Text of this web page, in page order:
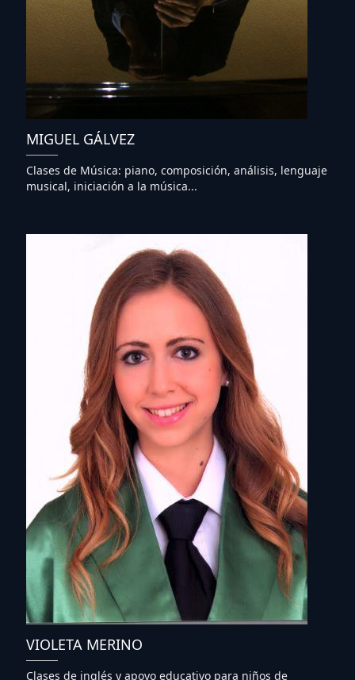
MIGUEL GÁLVEZ
Clases de Música: piano, composición, análisis, lenguaje
musical, iniciación a la música...
VIOLETA MERINO
Clases de inglés y apoyo educativo para niños de